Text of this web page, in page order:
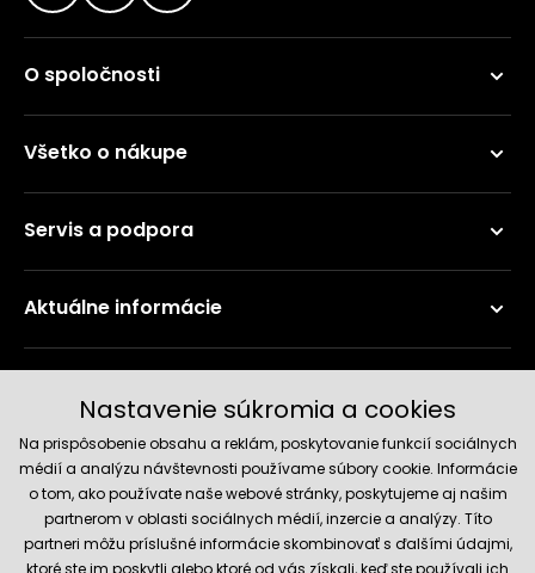
O spoločnosti
Všetko o nákupe
Servis a podpora
Aktuálne informácie
Nastavenie súkromia a cookies
Na prispôsobenie obsahu a reklám, poskytovanie funkcií sociálnych
médií a analýzu návštevnosti používame súbory cookie. Informácie
o tom, ako používate naše webové stránky, poskytujeme aj našim
partnerom v oblasti sociálnych médií, inzercie a analýzy. Títo
partneri môžu príslušné informácie skombinovať s ďalšími údajmi,
ktoré ste im poskytli alebo ktoré od vás získali, keď ste používali ich